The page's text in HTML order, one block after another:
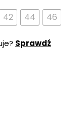
339,00 zł.
42 44 46
Sprawdź